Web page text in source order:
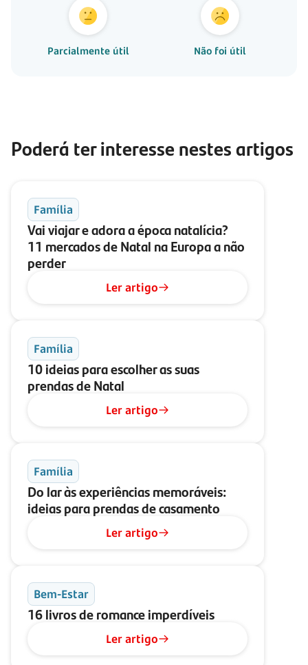
Parcialmente útil Não foi útil
Poderá ter interesse nestes artigos
Família
Vai viajar e adora a época natalícia?
11 mercadosde Natal na Europa a não
perder
Ler artigo
Família
10 ideias para escolher as suas
prendas de Natal
Ler artigo
Família
Do lar às experiências memoráveis:
ideias para prendas de casamento
Ler artigo
Bem-Estar
16 livros de romance imperdíveis
Ler artigo